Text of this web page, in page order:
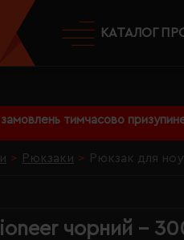
тимчасово
КАТАЛОГ
Рюкзаки Рюкзак для
чорний -